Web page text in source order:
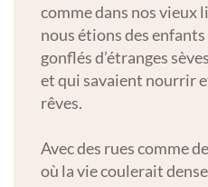
comme dans nos vieux
nous étions des enfants
gonflés d’étranges sèves
et qui savaient nourrir
rêves.
Avec des rues comme
où la vie coulerait